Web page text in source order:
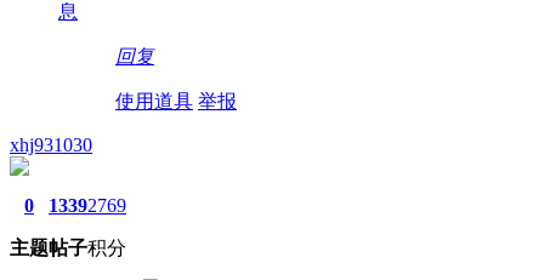
息
回复
使用道具 举报
xhj931030
0
主题
1339
帖子
2769
积分